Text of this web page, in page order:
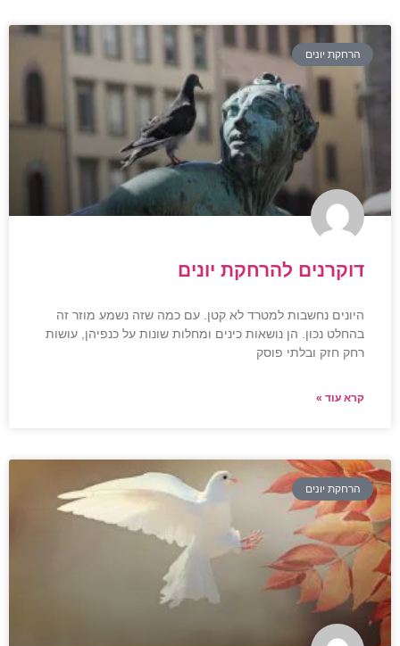
הרחקת יונים
דוקרנים להרחקת יונים
היונים נחשבות למטרד לא קטן. עם כמה שזה נשמע מוזר זה
בהחלט נכון. הן נושאות כינים ומחלות שונות על כנפיהן, עושות
רחק חזק ובלתי פוסק
קרא עוד »
הרחקת יונים